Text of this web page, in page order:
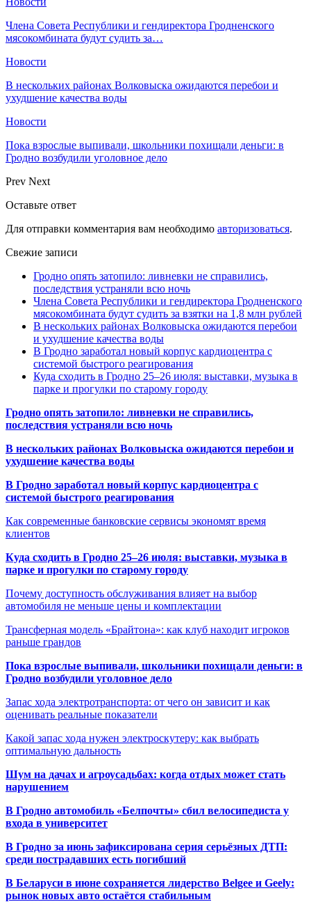
Члена Совета Республики и гендиректора Гродненского
мясокомбината будут судить за…
Новости
В нескольких районах Волковыска ожидаются перебои и
ухудшение качества воды
Новости
Пока взрослые выпивали, школьники похищали деньги: в
Гродно возбудили уголовное дело
Prev Next
Оставьте ответ
Для отправки комментария вам необходимо авторизоваться.
Свежие записи
Гродно опять затопило: ливневки не справились,
последствия устраняли всю ночь
Члена Совета Республики и гендиректора Гродненского
мясокомбината будут судить за взятки на 1,8 млн рублей
В нескольких районах Волковыска ожидаются перебои
и ухудшение качества воды
В Гродно заработал новый корпус кардиоцентра с
системой быстрого реагирования
Куда сходить в Гродно 25–26 июля: выставки, музыка в
парке и прогулки по старому городу
Гродно опять затопило: ливневки не справились,
последствия устраняли всю ночь
В нескольких районах Волковыска ожидаются перебои и
ухудшение качества воды
В Гродно заработал новый корпус кардиоцентра с
системой быстрого реагирования
Как современные банковские сервисы экономят время
клиентов
Куда сходить в Гродно 25–26 июля: выставки, музыка в
парке и прогулки по старому городу
Почему доступность обслуживания влияет на выбор
автомобиля не меньше цены и комплектации
Трансферная модель «Брайтона»: как клуб находит игроков
раньше грандов
Пока взрослые выпивали, школьники похищали деньги: в
Гродно возбудили уголовное дело
Запас хода электротранспорта: от чего он зависит и как
оценивать реальные показатели
Какой запас хода нужен электроскутеру: как выбрать
оптимальную дальность
Шум на дачах и агроусадьбах: когда отдых может стать
нарушением
В Гродно автомобиль «Белпочты» сбил велосипедиста у
входа в университет
В Гродно за июнь зафиксирована серия серьёзных ДТП:
среди пострадавших есть погибший
В Беларуси в июне сохраняется лидерство Belgee и Geely:
рынок новых авто остаётся стабильным